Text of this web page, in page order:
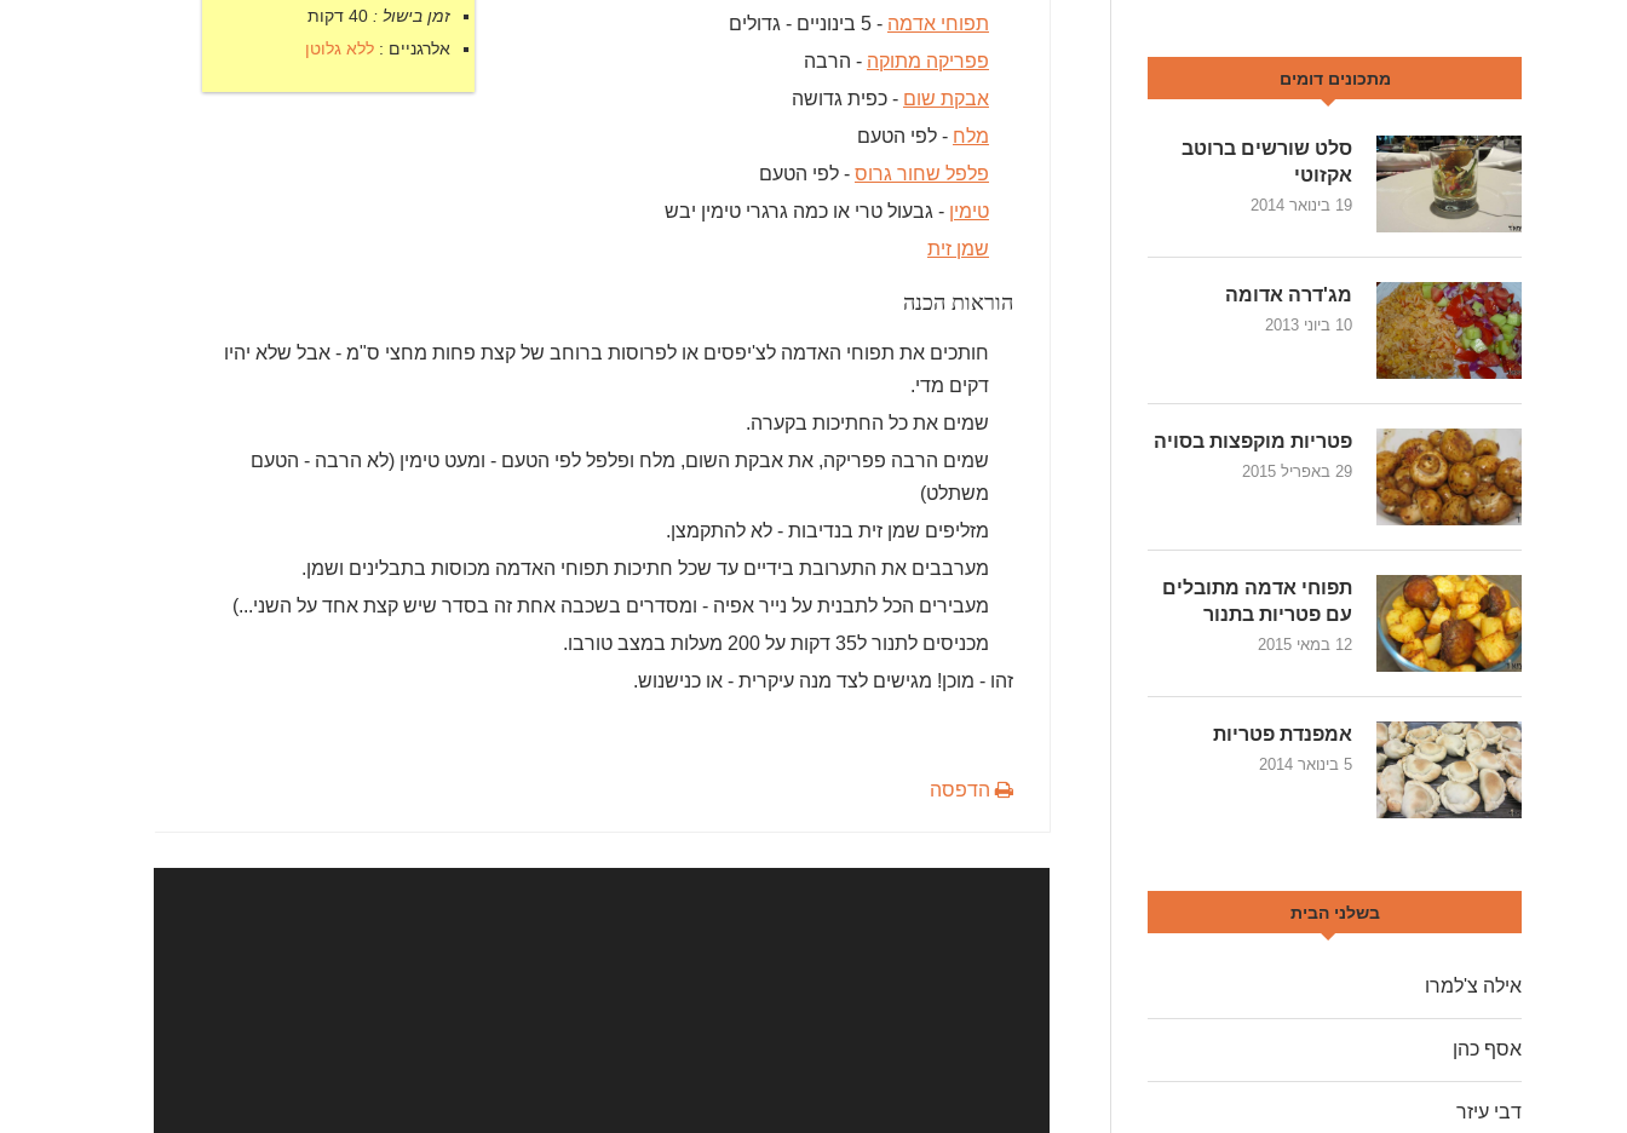
זמן בישול : 40 דקות
אלרגניים : ללא גלוטן
תפוחי אדמה - 5 בינוניים - גדולים
פפריקה מתוקה - הרבה
אבקת שום - כפית גדושה
מלח - לפי הטעם
פלפל שחור גרוס - לפי הטעם
טימין - גבעול טרי או כמה גרגרי טימין יבש
שמן זית
הוראות הכנה
חותכים את תפוחי האדמה לצ'יפסים או לפרוסות ברוחב של קצת פחות מחצי ס"מ - אבל שלא יהיו
דקים מדי.
שמים את כל החתיכות בקערה.
שמים הרבה פפריקה, את אבקת השום, מלח ופלפל לפי הטעם - ומעט טימין (לא הרבה - הטעם
משתלט)
מזליפים שמן זית בנדיבות - לא להתקמצן.
מערבבים את התערובת בידיים עד שכל חתיכות תפוחי האדמה מכוסות בתבלינים ושמן.
מעבירים הכל לתבנית על נייר אפיה - ומסדרים בשכבה אחת זה בסדר שיש קצת אחד על השני...)
מכניסים לתנור ל35 דקות על 200 מעלות במצב טורבו.
זהו - מוכן! מגישים לצד מנה עיקרית - או כנישנוש.
הדפסה
מתכונים דומים
סלט שורשים ברוטב
אקזוטי
19 בינואר 2014
מג'דרה אדומה
10 ביוני 2013
פטריות מוקפצות בסויה
29 באפריל 2015
תפוחי אדמה מתובלים
עם פטריות בתנור
12 במאי 2015
אמפנדת פטריות
5 בינואר 2014
בשלני הבית
אילה צ'למרו
אסף כהן
דבי עיזר